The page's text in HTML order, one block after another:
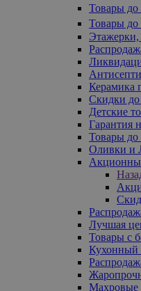
Товары до
Товары до
Керамика
Скидки до
Детские
Гарантия
Товары до
Оливки и
Лучшая
Товары с
Кухонный
Махровые